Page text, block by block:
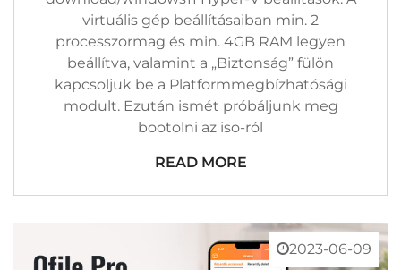
virtuális gép beállításaiban min. 2
processzormag és min. 4GB RAM legyen
beállítva, valamint a „Biztonság” fülön
kapcsoljuk be a Platformmegbízhatósági
modult. Ezután ismét próbáljunk meg
bootolni az iso-ról
READ MORE
2023-06-09